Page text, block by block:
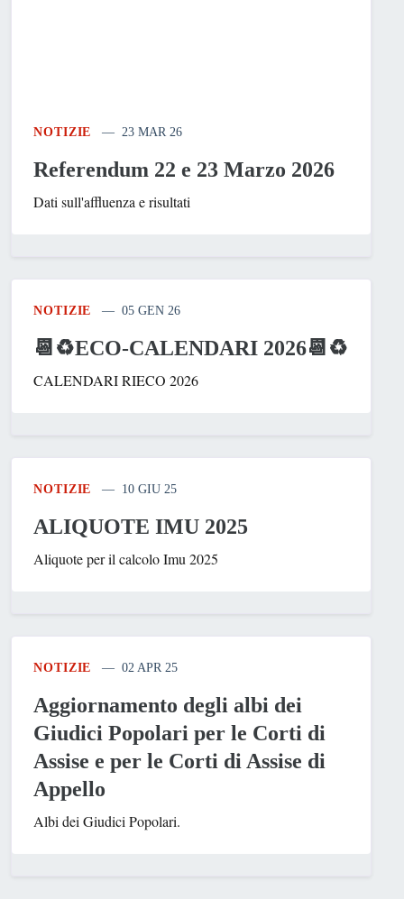
NOTIZIE 23 MAR 26
Referendum 22 e 23 Marzo 2026
Dati sull'affluenza e risultati
NOTIZIE 05 GEN 26
📆♻ECO-CALENDARI 2026📆♻
CALENDARI RIECO 2026
NOTIZIE 10 GIU 25
ALIQUOTE IMU 2025
Aliquote per il calcolo Imu 2025
NOTIZIE 02 APR 25
Aggiornamento degli albi dei
Giudici Popolari per le Corti di
Assise e per le Corti di Assise di
Appello
Albi dei Giudici Popolari.